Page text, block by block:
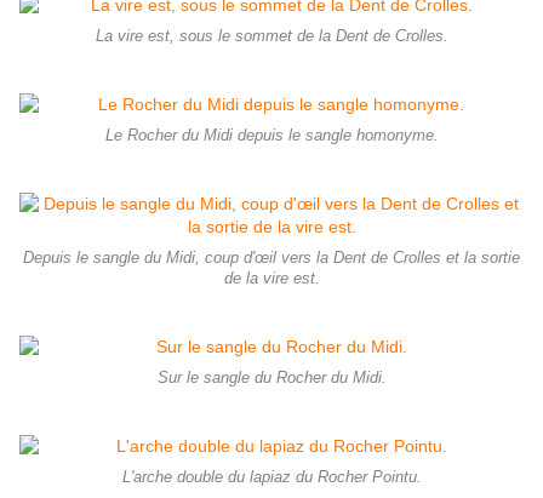
La vire est, sous le sommet de la Dent de Crolles.
Le Rocher du Midi depuis le sangle homonyme.
Depuis le sangle du Midi, coup d'œil vers la Dent de Crolles et la sortie
de la vire est.
Sur le sangle du Rocher du Midi.
L'arche double du lapiaz du Rocher Pointu.